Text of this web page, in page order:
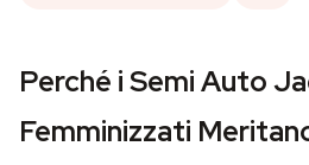
Perché i Semi Auto
Femminizzati